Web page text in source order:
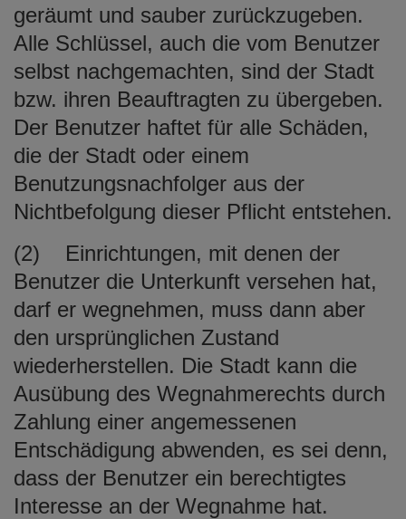
geräumt und sauber zurückzugeben.
Alle Schlüssel, auch die vom Benutzer
selbst nachgemachten, sind der Stadt
bzw. ihren Beauftragten zu übergeben.
Der Benutzer haftet für alle Schäden,
die der Stadt oder einem
Benutzungsnachfolger aus der
Nichtbefolgung dieser Pflicht entstehen.
(2) Einrichtungen, mit denen der
Benutzer die Unterkunft versehen hat,
darf er wegnehmen, muss dann aber
den ursprünglichen Zustand
wiederherstellen. Die Stadt kann die
Ausübung des Wegnahmerechts durch
Zahlung einer angemessenen
Entschädigung abwenden, es sei denn,
dass der Benutzer ein berechtigtes
Interesse an der Wegnahme hat.